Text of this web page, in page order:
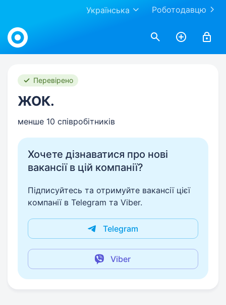
Роботодавцю
Українська
Work.ua
Перевірено
ЖОК.
менше 10 співробітників
Хочете дізнаватися про нові
вакансії в цій компанії?
Підписуйтесь та отримуйте вакансії цієї
компанії в Telegram та Viber.
Telegram
Viber